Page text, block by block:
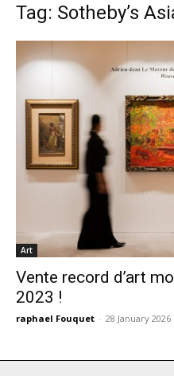
Tag: Sotheby’s
Art
Vente record d’art
2023 !
raphael Fouquet - 28 January 2026